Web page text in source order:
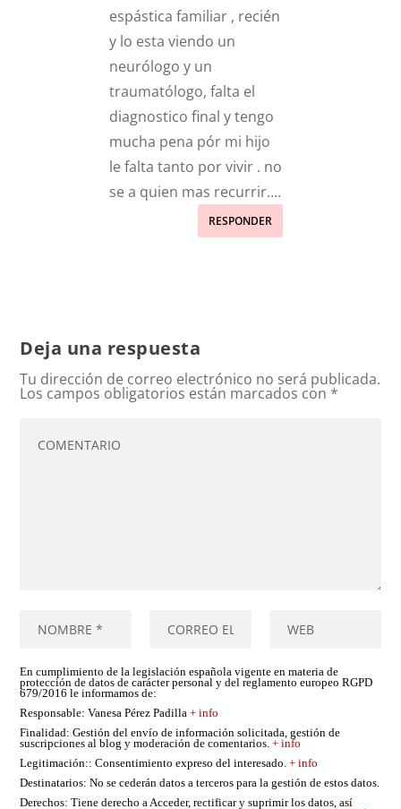
espástica familiar , recién
y lo esta viendo un
neurólogo y un
traumatólogo, falta el
diagnostico final y tengo
mucha pena pór mi hijo
le falta tanto por vivir . no
se a quien mas recurrir….
RESPONDER
Deja una respuesta
Tu dirección de correo electrónico no será publicada.
Los campos obligatorios están marcados con *
En cumplimiento de la legislación española vigente en materia de
protección de datos de carácter personal y del reglamento europeo RGPD
679/2016 le informamos de:
Responsable: Vanesa Pérez Padilla+ info
Finalidad: Gestión del envío de información solicitada, gestión de
suscripciones al blog y moderación de comentarios.+ info
Legitimación:: Consentimiento expreso del interesado.+ info
Destinatarios: No se cederán datos a terceros para la gestión de estos datos.
Derechos: Tiene derecho a Acceder, rectificar y suprimir los datos, así